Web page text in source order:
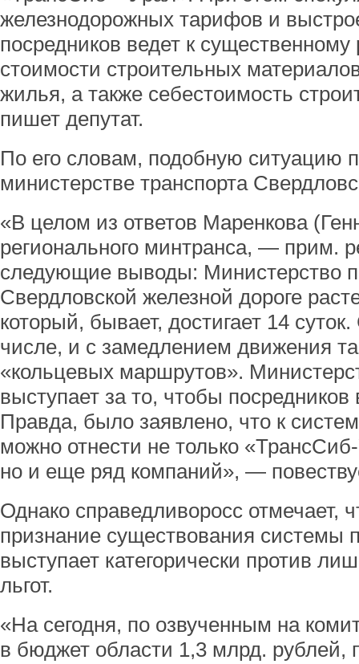
железнодорожных тарифов и
посредников ведет к существенному
стоимости строительных
жилья, а также себестоимость
пишет депутат.
По его словам, подобную ситуацию
министерстве транспорта
«В целом из ответов Маренкова
регионального минтранса, — прим.
следующие выводы: Министерство
Свердловской железной дороге
который, бывает, достигает 14
числе, и с замедлением движения
«кольцевых маршрутов».
выступает за то, чтобы
Правда, было заявлено, что к
можно отнести не только
но и еще ряд компаний», —
Однако справедливоросс отмечает,
признание существования системы
выступает категорически против
льгот.
«На сегодня, по озвученным на
в бюджет области 1,3 млрд. рублей,